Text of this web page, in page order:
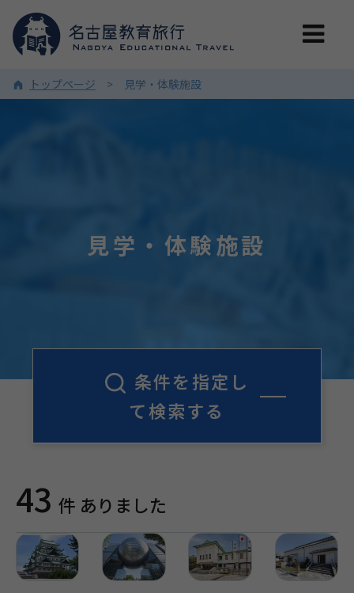
トップページ 見学・体験施設
見学・体験施設
条件を指定し
て検索する
43 件 ありました